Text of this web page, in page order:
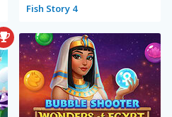
Fish Story 4